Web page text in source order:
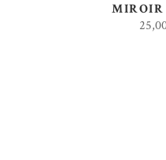
MIROIR